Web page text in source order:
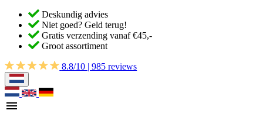
Deskundig advies
Niet goed? Geld terug!
Gratis verzending vanaf €45,-
Groot assortiment
8.8/10 | 985 reviews